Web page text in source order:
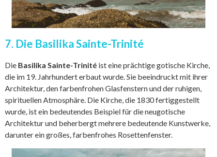
7. Die Basilika Sainte-Trinité
Die Basilika Sainte-Trinité ist eine prächtige gotische Kirche,
die im 19. Jahrhundert erbaut wurde. Sie beeindruckt mit ihrer
Architektur, den farbenfrohen Glasfenstern und der ruhigen,
spirituellen Atmosphäre. Die Kirche, die 1830 fertiggestellt
wurde, ist ein bedeutendes Beispiel für die neugotische
Architektur und beherbergt mehrere bedeutende Kunstwerke,
darunter ein großes, farbenfrohes Rosettenfenster.